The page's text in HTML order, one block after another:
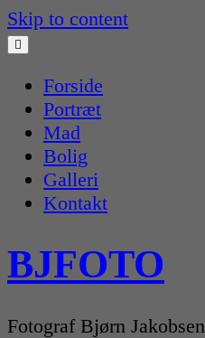
Skip to content
Forside
Portræt
Mad
Bolig
Galleri
Kontakt
BJFOTO
Fotograf Bjørn Jakobsen